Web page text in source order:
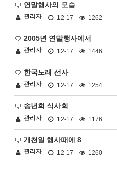
연말행사의 모습
관리자 12-17 1262
2005년 연말행사에서
관리자 12-17 1446
한국노래 선사
관리자 12-17 1254
송년회 식사회
관리자 12-17 1176
개천일 행사때에 8
관리자 12-17 1260